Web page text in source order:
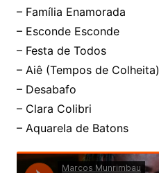
– Família Enamorada
– Esconde Esconde
– Festa de Todos
– Aiê (Tempos de Colheita)
– Desabafo
– Clara Colibri
– Aquarela de Batons